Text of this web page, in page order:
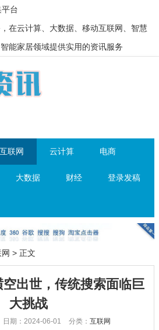
台
在云计算、大数据、移动互联网、智慧
能家居领域提供实用的资讯服务
互联网 云计算 电商
大数据 财经 登录发稿
> 正文
出世，传统搜索面临巨
大挑战
日期：2024-06-01 分类： 互联网